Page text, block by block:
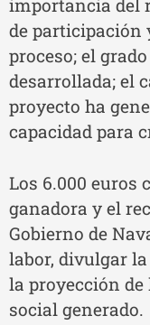
importancia del
de participación
proceso; el
desarrollada; el
proyecto ha
capacidad para
Los 6.000 euros
ganadora y el
Gobierno de
labor, divulgar
la proyección
social generado.